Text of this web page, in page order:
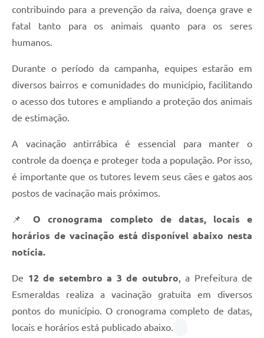
contribuindo para a prevenção da raiva, doença grave e
fatal tanto para os animais quanto para os seres
humanos.
Durante o período da campanha, equipes estarão em
diversos bairros e comunidades do município, facilitando
o acesso dos tutores e ampliando a proteção dos animais
de estimação.
A vacinação antirrábica é essencial para manter o
controle da doença e proteger toda a população. Por isso,
é importante que os tutores levem seus cães e gatos aos
postos de vacinação mais próximos.
📌O cronograma completo de datas, locais e
horários de vacinação está disponível abaixo nesta
notícia.
De 12 de setembro a 3 de outubro , a Prefeitura de
Esmeraldas realiza a vacinação gratuita em diversos
pontos do município. O cronograma completo de datas,
locais e horários está publicado abaixo.